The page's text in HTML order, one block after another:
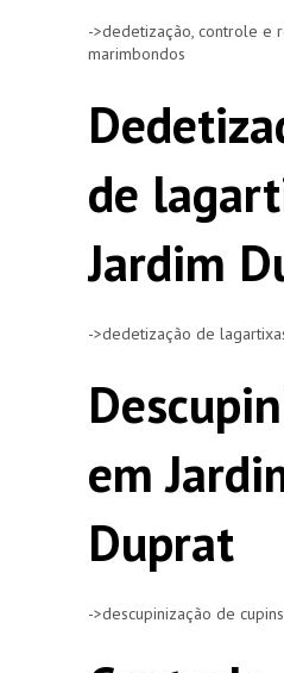
->dedetização, controle e
marimbondos
de
Jardim
->dedetização de
em
Duprat
->descupinização de